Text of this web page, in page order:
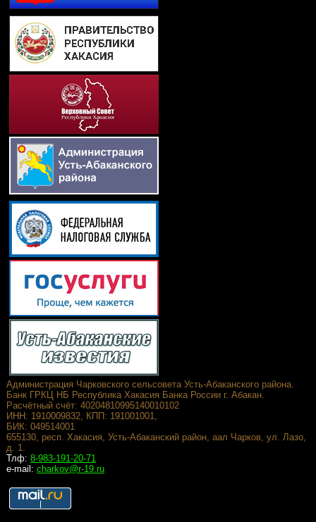
Администрация Чарковского сельсовета Усть-Абаканского района.
Банк ГРКЦ НБ Республика Хакасия Банка России г. Абакан.
Расчётный счёт: 40204810995140010102
ИНН: 1910009832, КПП: 191001001,
БИК: 049514001
655130, респ. Хакасия, Усть-Абаканский район, аал Чарков, ул. Лазо,
д. 1.
Тлф: 8-983-191-20-71
e-mail: charkov@r-19.ru